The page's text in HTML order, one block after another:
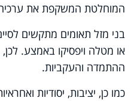
המוחלטת המשקפת את
בני מזל תאומים מתקשים
או מטלה ויפסיקו באמצע.
ההתמדה והעקביות.
כמו כן, יציבות, יסודיות